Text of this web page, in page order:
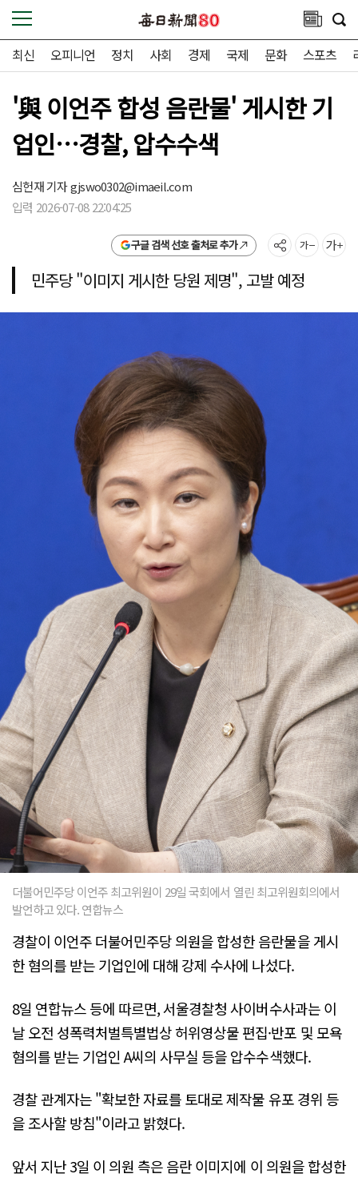
최신 오피니언 정치 사회 경제 국제 문화 스포츠
'與 이언주 합성 음란물' 게시한 기
업인…경찰, 압수수색
심헌재 기자gjswo0302@imaeil.com
입력 2026-07-08 22:04:25
구글 검색 선호 출처로 추가
민주당 "이미지 게시한 당원 제명", 고발 예정
더불어민주당 이언주 최고위원이 29일 국회에서 열린 최고위원회의에서
발언하고 있다. 연합뉴스
경찰이 이언주 더불어민주당 의원을 합성한 음란물을 게시
한 혐의를 받는 기업인에 대해 강제 수사에 나섰다.
8일 연합뉴스 등에 따르면, 서울경찰청 사이버수사과는 이
날 오전 성폭력처벌특별법상 허위영상물 편집·반포 및 모욕
혐의를 받는 기업인 A씨의 사무실 등을 압수수색했다.
경찰 관계자는 "확보한 자료를 토대로 제작물 유포 경위 등
을 조사할 방침"이라고 밝혔다.
앞서 지난 3일 이 의원 측은 음란 이미지에 이 의원을 합성한